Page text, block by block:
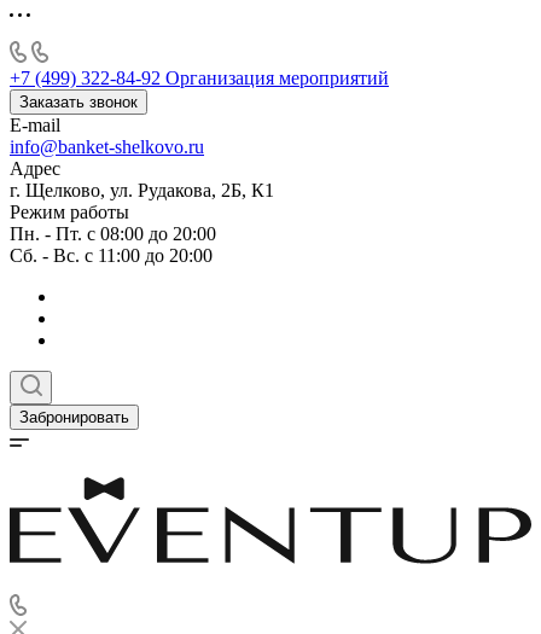
+7 (499) 322-84-92 Организация мероприятий
Заказать звонок
E-mail
info@banket-shelkovo.ru
Адрес
г. Щелково, ул. Рудакова, 2Б, К1
Режим работы
Пн. - Пт. с 08:00 до 20:00
Сб. - Вс. с 11:00 до 20:00
Забронировать